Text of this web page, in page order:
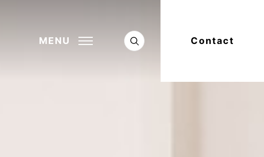
MENU Contact